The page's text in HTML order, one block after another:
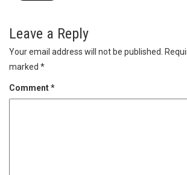
Leave a Reply
Your email address will not be published.
marked *
Comment*